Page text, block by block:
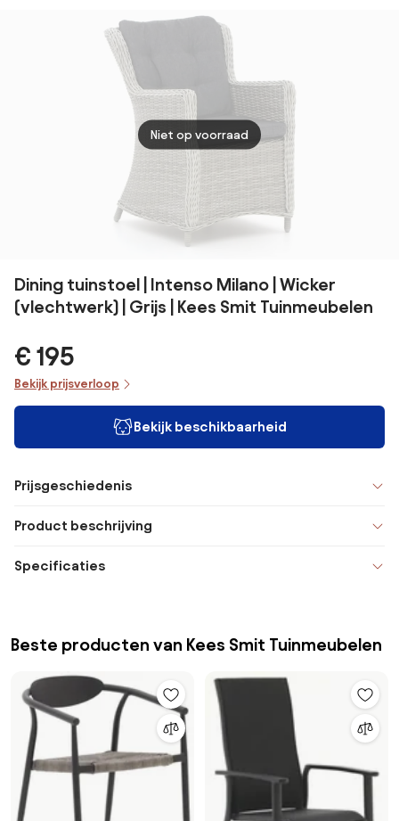
Tuinstoel beige
weerbestendig
Niet op voorraad
Dining tuinstoel | Intenso Milano | Wicker
(vlechtwerk) | Grijs | Kees Smit Tuinmeubelen
€ 195
Bekijk prijsverloop
Bekijk beschikbaarheid
Prijsgeschiedenis
Product beschrijving
Specificaties
Beste producten van Kees Smit Tuinmeubelen